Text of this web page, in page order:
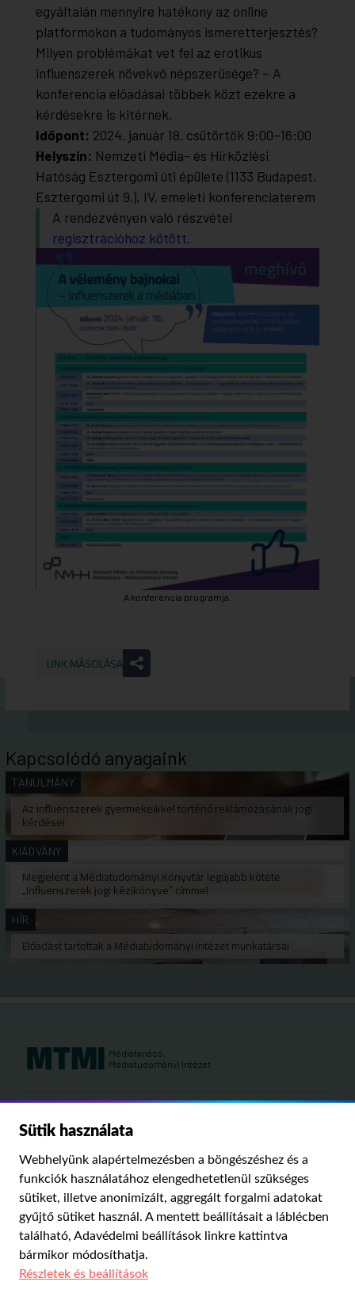
egyáltalán mennyire hatékony az online
platformokon a tudományos ismeretterjesztés?
Milyen problémákat vet fel az erotikus
influenszerek növekvő népszerűsége? – A
konferencia előadásai többek közt ezekre a
kérdésekre is kitérnek.
Időpont: 2024. január 18. csütörtök 9:00–16:00
Helyszín: Nemzeti Média- és Hírközlési
Hatóság Esztergomi úti épülete (1133 Budapest,
Esztergomi út 9.), IV. emeleti konferenciaterem
A rendezvényen való részvétel
regisztrációhoz kötött.
A konferencia programja.
LINK MÁSOLÁSA
Kapcsolódó anyagaink
TANULMÁNY
Az influenszerek gyermekeikkel történő reklámozásának jogi
kérdései
KIADVÁNY
Megjelent a Médiatudományi Könyvtár legújabb kötete
„Influenszerek jogi kézikönyve” címmel
HÍR
Előadást tartottak a Médiatudományi Intézet munkatársai
Sütik használata
Webhelyünk alapértelmezésben a böngészéshez és a
funkciók használatához elengedhetetlenül szükséges
sütiket, illetve anonimizált, aggregált forgalmi adatokat
gyűjtő sütiket használ. A mentett beállításait a láblécben
található, Adavédelmi beállítások linkre kattintva
bármikor módosíthatja.
Részletek és beállítások
Médiatanács,
Médiatudományi Intézet
Kutatási területeink:
MÉDIA ÉS TÁRSADALOM
PUBLIKÁCIÓINKRÓLUNKIMPRESSZUMSZERZŐI JOGOK
ADATVÉDELMI BEÁLLÍTÁSOK